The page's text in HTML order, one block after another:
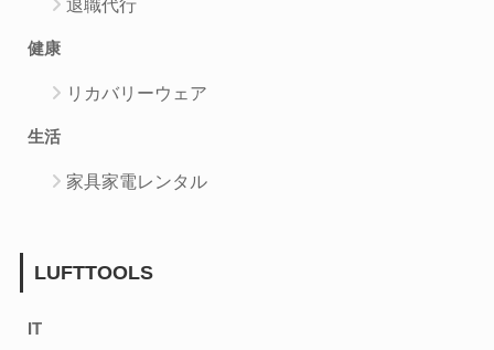
退職代行
健康
リカバリーウェア
生活
家具家電レンタル
LUFTTOOLS
IT